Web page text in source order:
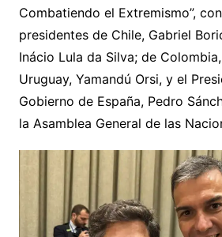
Combatiendo el Extremismo”,
presidentes de Chile, Gabriel
Inácio Lula da Silva; de
Uruguay, Yamandú Orsi, y el
Gobierno de España, Pedro
la Asamblea General de las